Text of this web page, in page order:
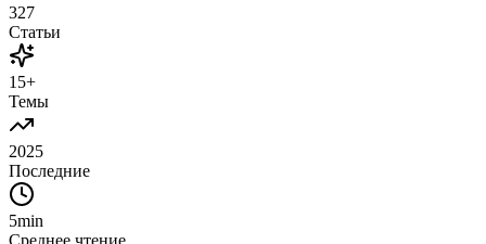
327
Статьи
15+
Темы
2025
Последние
5min
Среднее чтение